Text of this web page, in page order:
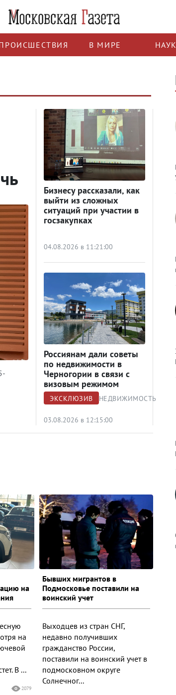
В МИРЕ
Бизнесу рассказали, как
выйти из сложных
ситуаций при участии в
госзакупках
04.08.2026 в 11:21:00
Россиянам дали советы
по недвижимости в
Черногории в связи с
визовым режимом
ЭКСКЛЮЗИВ НЕДВИЖИМОСТЬ
03.08.2026 в 12:15:00
на
на
В ...
2079
Бывших мигрантов в
Подмосковье поставили на
воинский учет
Выходцев из стран СНГ,
недавно получивших
гражданство России,
поставили на воинский учет в
подмосковном округе
Солнечног...